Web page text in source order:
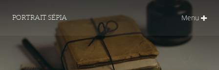
PORTRAIT SÉPIA Menu